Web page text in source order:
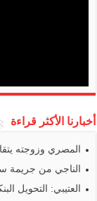
أخبارنا الأكثر قراءة
المصري وزوجته
الناجي من جريمة
العتيبي: التحويل